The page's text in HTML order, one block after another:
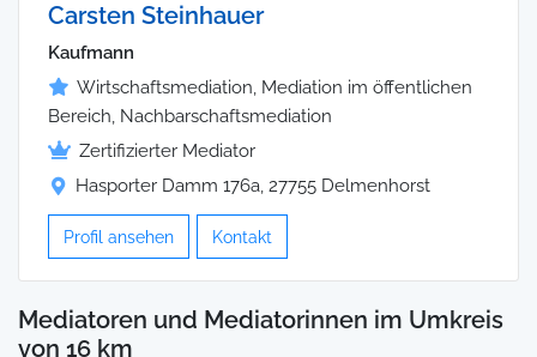
Carsten Steinhauer
Kaufmann
Wirtschaftsmediation, Mediation im öffentlichen
Bereich, Nachbarschaftsmediation
Zertifizierter Mediator
Hasporter Damm 176a, 27755 Delmenhorst
Profil ansehen Kontakt
Mediatoren und Mediatorinnen im Umkreis
von 16 km